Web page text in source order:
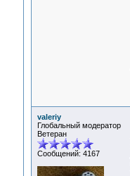
valeriy
Глобальный модератор
Ветеран
Сообщений: 4167